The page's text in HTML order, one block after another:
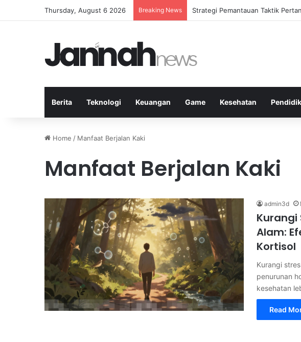
Thursday, August 6 2026 Breaking News Mengapa Laporan Kinerja Politik
Berita Teknologi Keuangan Game Kesehatan
Home / Manfaat Berjalan Kaki
Manfaat Berjalan Kaki
admin3d
Kurangi
Alam:
Kortisol
Kurangi
penurunan
kesehatan
Read